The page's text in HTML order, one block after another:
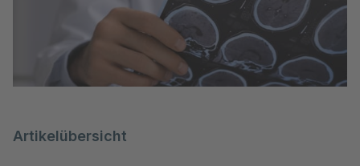
Artikelübersicht